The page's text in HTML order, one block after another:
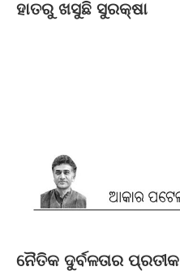
ହାତରୁ ଖସୁଛି ସୁରକ୍ଷା
ନୈତିକ ଦୁର୍ବଳତାର ପ୍ରତୀକ